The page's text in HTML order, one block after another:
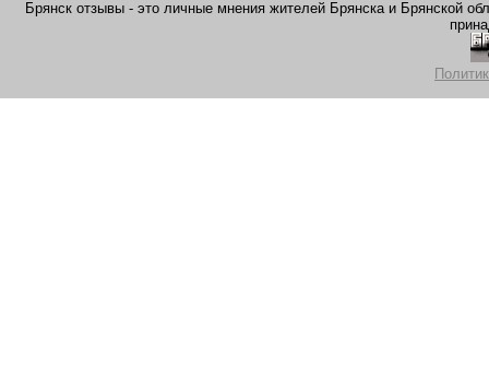
Брянск отзывы - это личные мнения жителей Брянска и Брянской